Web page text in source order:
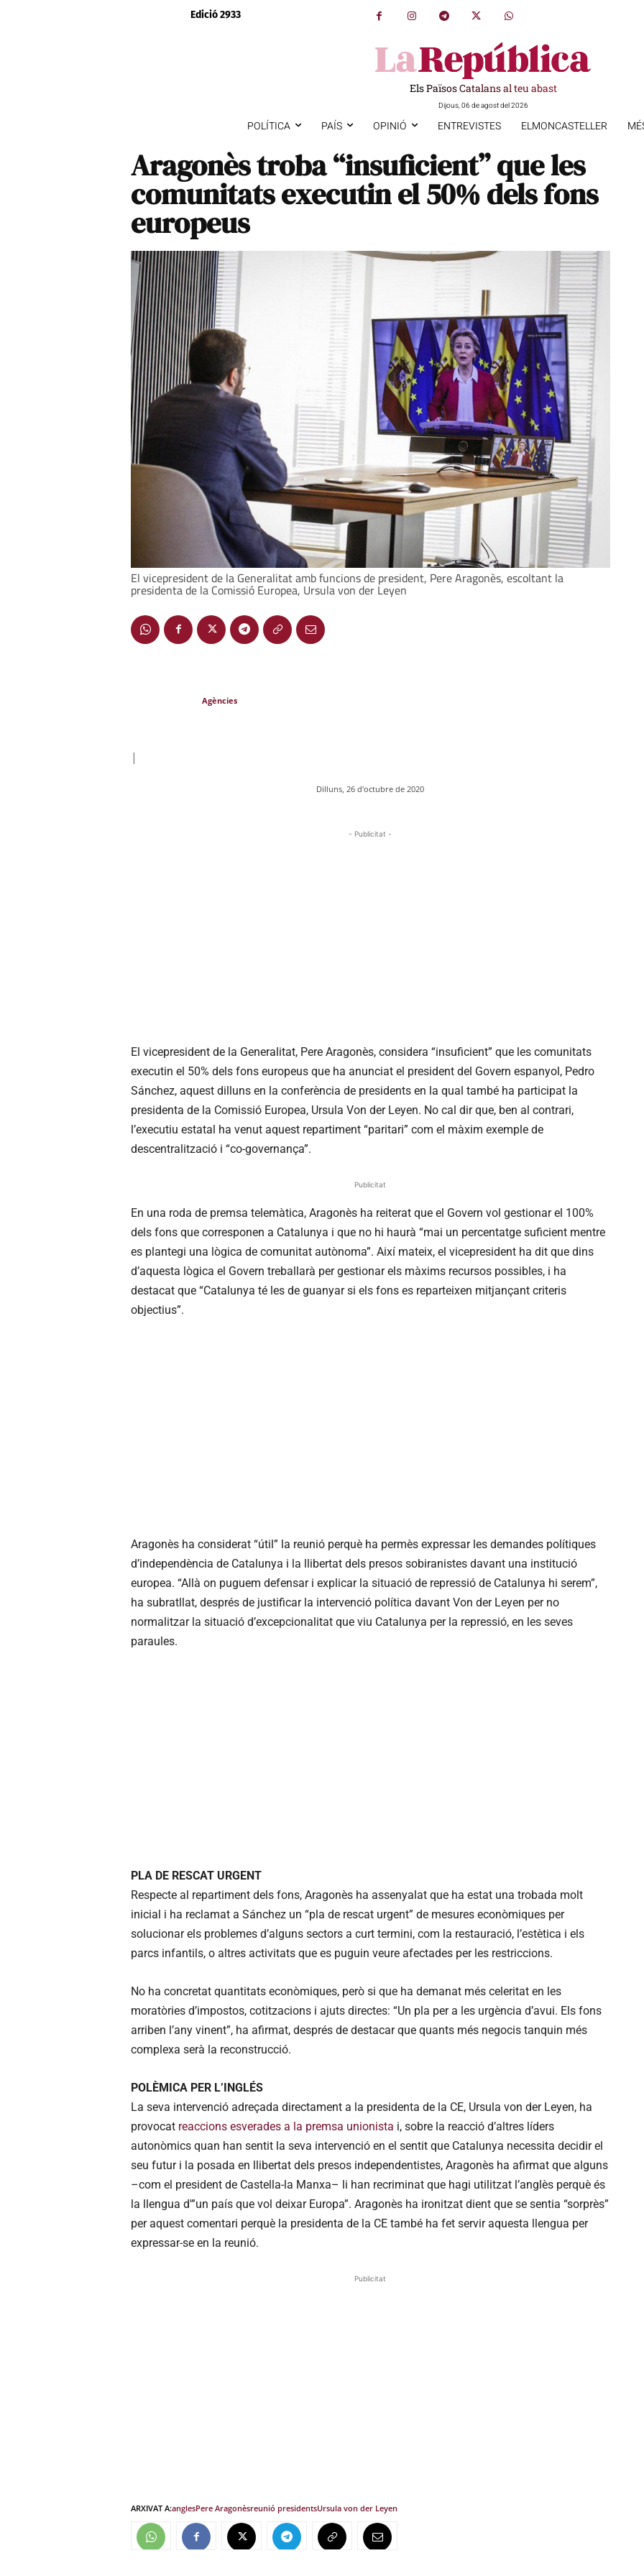
Edició 2933
Els Països Catalans al teu abast
Dijous, 06 de agost del 2026
POLÍTICA PAÍS OPINIÓ ENTREVISTES ELMONCASTELLER
Aragonès troba “insuficient” que les
comunitats executin el 50% dels fons
europeus
El vicepresident de la Generalitat amb funcions de president, Pere Aragonès, escoltant la
presidenta de la Comissió Europea, Ursula von der Leyen
Agències
|
Dilluns, 26 d'octubre de 2020
- Publicitat -
El vicepresident de la Generalitat, Pere Aragonès, considera “insuficient” que les comunitats
executin el 50% dels fons europeus que ha anunciat el president del Govern espanyol, Pedro
Sánchez, aquest dilluns en la conferència de presidents en la qual també ha participat la
presidenta de la Comissió Europea, Ursula Von der Leyen. No cal dir que, ben al contrari,
l’executiu estatal ha venut aquest repartiment “paritari” com el màxim exemple de
descentralització i “co-governança”.
Publicitat
En una roda de premsa telemàtica, Aragonès ha reiterat que el Govern vol gestionar el 100%
dels fons que corresponen a Catalunya i que no hi haurà “mai un percentatge suficient mentre
es plantegi una lògica de comunitat autònoma”. Així mateix, el vicepresident ha dit que dins
d’aquesta lògica el Govern treballarà per gestionar els màxims recursos possibles, i ha
destacat que “Catalunya té les de guanyar si els fons es reparteixen mitjançant criteris
objectius”.
Aragonès ha considerat “útil” la reunió perquè ha permès expressar les demandes polítiques
d’independència de Catalunya i la llibertat dels presos sobiranistes davant una institució
europea. “Allà on puguem defensar i explicar la situació de repressió de Catalunya hi serem”,
ha subratllat, després de justificar la intervenció política davant Von der Leyen per no
normalitzar la situació d’excepcionalitat que viu Catalunya per la repressió, en les seves
paraules.
PLA DE RESCAT URGENT
Respecte al repartiment dels fons, Aragonès ha assenyalat que ha estat una trobada molt
inicial i ha reclamat a Sánchez un “pla de rescat urgent” de mesures econòmiques per
solucionar els problemes d’alguns sectors a curt termini, com la restauració, l’estètica i els
parcs infantils, o altres activitats que es puguin veure afectades per les restriccions.
No ha concretat quantitats econòmiques, però si que ha demanat més celeritat en les
moratòries d’impostos, cotitzacions i ajuts directes: “Un pla per a les urgència d’avui. Els fons
arriben l’any vinent”, ha afirmat, després de destacar que quants més negocis tanquin més
complexa serà la reconstrucció.
POLÈMICA PER L’INGLÉS
La seva intervenció adreçada directament a la presidenta de la CE, Ursula von der Leyen, ha
provocat reaccions esverades a la premsa unionista i, sobre la reacció d’altres líders
autonòmics quan han sentit la seva intervenció en el sentit que Catalunya necessita decidir el
seu futur i la posada en llibertat dels presos independentistes, Aragonès ha afirmat que alguns
–com el president de Castella-la Manxa– li han recriminat que hagi utilitzat l’anglès perquè és
la llengua d'”un país que vol deixar Europa”. Aragonès ha ironitzat dient que se sentia “sorprès”
per aquest comentari perquè la presidenta de la CE també ha fet servir aquesta llengua per
expressar-se en la reunió.
Publicitat
ARXIVAT A:anglesPere Aragonèsreunió presidentsUrsula von der Leyen